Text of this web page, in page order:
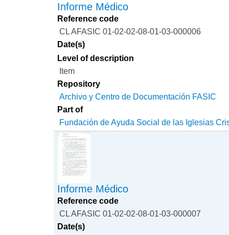
Informe Médico
Reference code
CL AFASIC 01-02-02-08-01-03-000006
Date(s)
Level of description
Item
Repository
Archivo y Centro de Documentación FASIC
Part of
Fundación de Ayuda Social de las Iglesias
Informe Médico
Reference code
CL AFASIC 01-02-02-08-01-03-000007
Date(s)